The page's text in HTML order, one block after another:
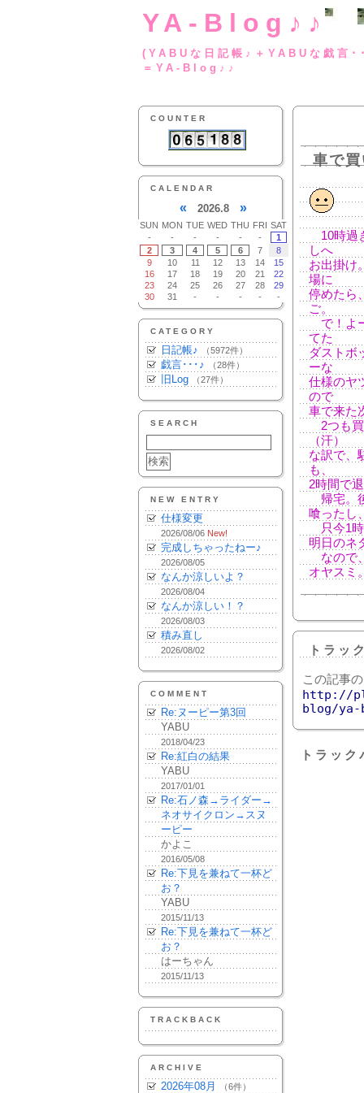
YA-Blog♪♪
(YABUな日記帳♪
＝YA-Blog♪♪
COUNTER
CALENDAR
« 2026.8 »
SUN MON TUE WED THU FRI SAT
-
- - - - -
1
2
3 4 5 6 7
8
9
10 11 12 13 14
15
16
17 18 19 20 21
22
23
24 25 26 27 28
29
30
31 - - - - -
CATEGORY
日記帳♪ （5972件）
戯言･･･♪ （28件）
旧Log （27件）
SEARCH
NEW ENTRY
仕様変更
2026/08/06 New!
完成しちゃったねー♪
2026/08/05
なんか涼しいよ？
2026/08/04
なんか涼しい！？
2026/08/03
積み直し
2026/08/02
COMMENT
Re:ヌーピー第3回
YABU
2018/04/23
Re:紅白の結果
YABU
2017/01/01
Re:石ノ森→ライダー→
ネオサイクロン→スヌ
ーピー
かよこ
2016/05/08
Re:下見を兼ねて一杯ど
お？
YABU
2015/11/13
Re:下見を兼ねて一杯ど
お？
はーちゃん
2015/11/13
TRACKBACK
ARCHIVE
2026年08月 （6件）
車で
10時過
しへ
お出掛け
場に
停めたら
ご。
で！よ
てた
ダストボ
ーな
仕様のヤ
ので
車で来た
2つも買
（汗）
な訳で、
も、
2時間で
帰宅。
喰ったし
只今1時
明日のネ
なので
オヤスミ
トラッ
この記事
http://
blog/ya-
トラッ